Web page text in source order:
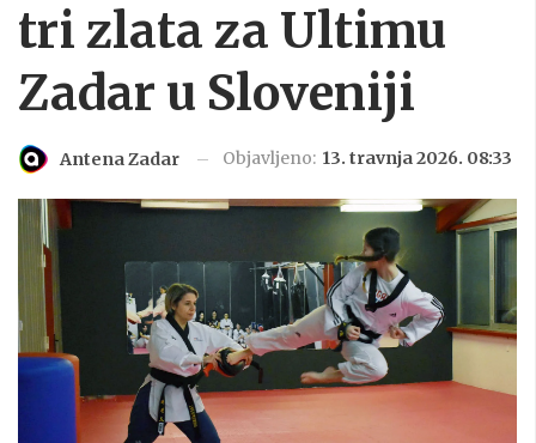
tri zlata za Ultimu
Zadar u Sloveniji
Antena Zadar Objavljeno: 13. travnja 2026. 08:33